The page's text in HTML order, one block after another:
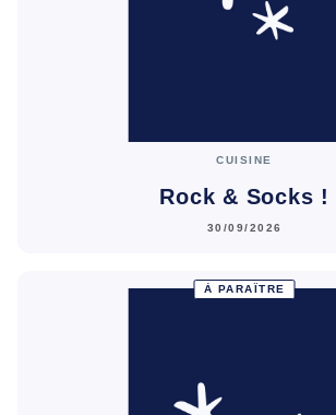
CUISINE
Rock & Socks !
30/09/2026
À PARAÎTRE